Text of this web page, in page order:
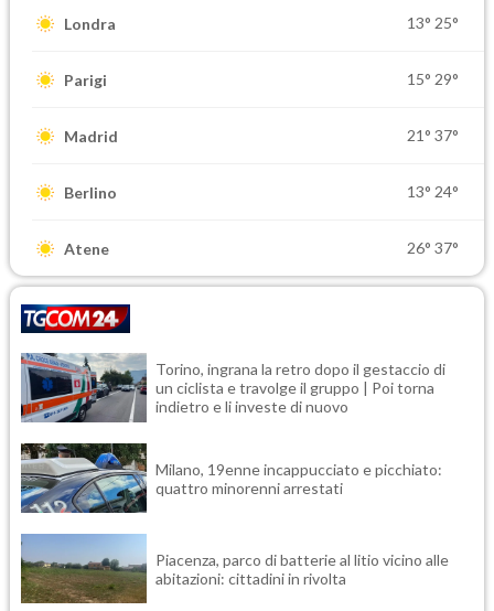
Londra 13° 25°
Parigi 15° 29°
Madrid 21° 37°
Berlino 13° 24°
Atene 26° 37°
Torino, ingrana la retro dopo il gestaccio di
un ciclista e travolge il gruppo | Poi torna
indietro e li investe di nuovo
Milano, 19enne incappucciato e picchiato:
quattro minorenni arrestati
Piacenza, parco di batterie al litio vicino alle
abitazioni: cittadini in rivolta